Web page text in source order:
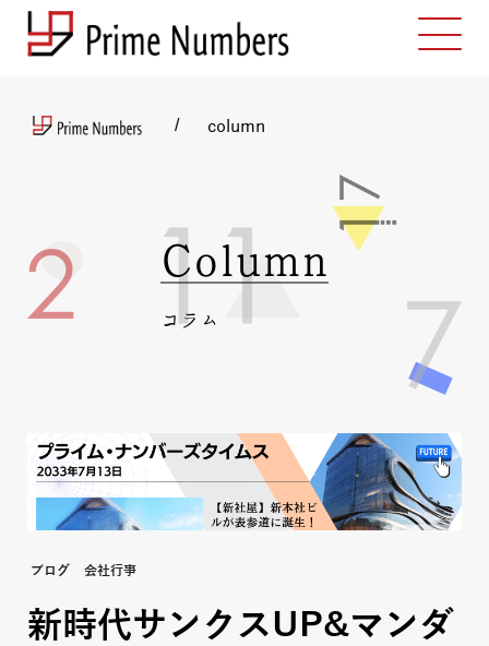
column
Column
コラム
ブログ 会社行事
新時代サンクスUP&マンダ